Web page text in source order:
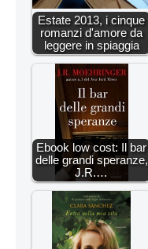
Estate 2013, i cinque
romanzi d'amore da
leggere in spiaggia
Ebook low cost: Il bar
delle grandi speranze,
J.R.…